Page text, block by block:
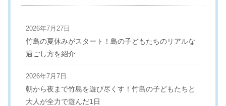
2026年7月27日
竹島の夏休みがスタート！島の子どもたちのリアルな
過ごし方を紹介
2026年7月7日
朝から夜まで竹島を遊び尽くす！竹島の子どもたちと
大人が全力で遊んだ1日